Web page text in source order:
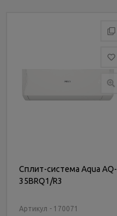
Сплит-система Aqua AQ-
35BRQ1/R3
Артикул - 170071